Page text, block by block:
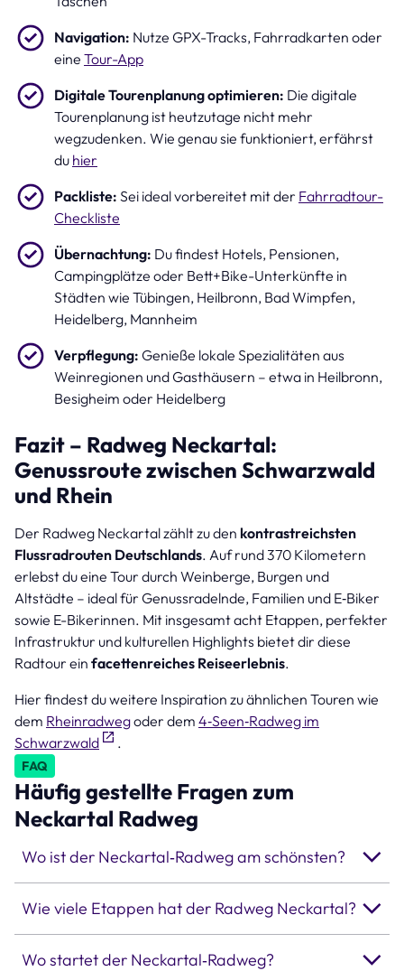
Navigation: Nutze GPX-Tracks, Fahrradkarten oder
eine Tour-App
Digitale Tourenplanung optimieren: Die digitale
Tourenplanung ist heutzutage nicht mehr
wegzudenken. Wie genau sie funktioniert, erfährst
du hier
Packliste: Sei ideal vorbereitet mit der Fahrradtour-
Checkliste
Übernachtung: Du findest Hotels, Pensionen,
Campingplätze oder Bett+Bike-Unterkünfte in
Städten wie Tübingen, Heilbronn, Bad Wimpfen,
Heidelberg, Mannheim
Verpflegung: Genieße lokale Spezialitäten aus
Weinregionen und Gasthäusern – etwa in Heilbronn,
Besigheim oder Heidelberg
Fazit – Radweg Neckartal:
Genussroute zwischen Schwarzwald
und Rhein
Der Radweg Neckartal zählt zu den kontrastreichsten
Flussradrouten Deutschlands. Auf rund 370 Kilometern
erlebst du eine Tour durch Weinberge, Burgen und
Altstädte – ideal für Genussradelnde, Familien und E‑Biker
sowie E-Bikerinnen. Mit insgesamt acht Etappen, perfekter
Infrastruktur und kulturellen Highlights bietet dir diese
Radtour ein facettenreiches Reiseerlebnis.
Hier findest du weitere Inspiration zu ähnlichen Touren wie
dem Rheinradwegoder dem 4‑Seen‑Radweg im
Schwarzwald
.
FAQ
Häufig gestellte Fragen zum
Neckartal Radweg
Wo ist der Neckartal‑Radweg am schönsten?
Wie viele Etappen hat der Radweg Neckartal?
Wo startet der Neckartal‑Radweg?